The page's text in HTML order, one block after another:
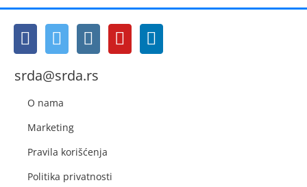
srda@srda.rs
O nama
Marketing
Pravila korišćenja
Politika privatnosti